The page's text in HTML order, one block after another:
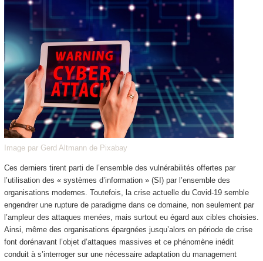
Image par Gerd Altmann de Pixabay
Ces derniers tirent parti de l’ensemble des vulnérabilités offertes par
l’utilisation des « systèmes d’information » (SI) par l’ensemble des
organisations modernes. Toutefois, la crise actuelle du Covid-19 semble
engendrer une rupture de paradigme dans ce domaine, non seulement par
l’ampleur des attaques menées, mais surtout eu égard aux cibles choisies.
Ainsi, même des organisations épargnées jusqu’alors en période de crise
font dorénavant l’objet d’attaques massives et ce phénomène inédit
conduit à s’interroger sur une nécessaire adaptation du management